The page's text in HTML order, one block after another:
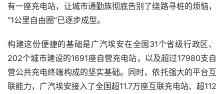
有一座充电站，让城市通勤族彻底告别了绕路寻桩的烦恼，
“1公里自由圈”已逐步成型。
构建这份便捷的基础是广汽埃安在全国31个省级行政区、
202个城市建设的1691座自营充电站，以及超过17980支自
营公共充电终端构成的坚实基础。同时，依托强大的平台互
联能力，广汽埃安接入了全国超11.7万座互联充电站、超112